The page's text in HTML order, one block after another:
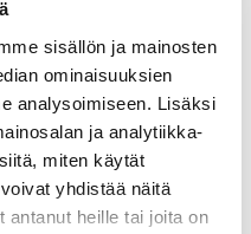
sisällön ja mainosten
ominaisuuksien
analysoimiseen. Lisäksi
ja analytiikka-
miten käytät
yhdistää näitä
antanut heille tai joita on
€